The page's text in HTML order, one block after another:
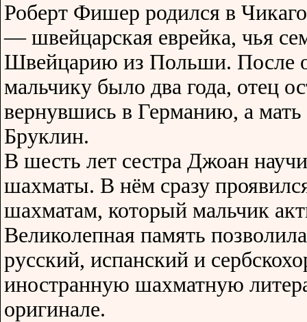
Роберт Фишер родился в
— швейцарская еврейка, чья
Швейцарию из Польши. После
мальчику было два года, отец
вернувшись в Германию, а мать
Бруклин.
В шесть лет сестра Джоан
шахматы. В нём сразу
шахматам, который мальчик
Великолепная память
русский, испанский и
иностранную шахматную
оригинале.